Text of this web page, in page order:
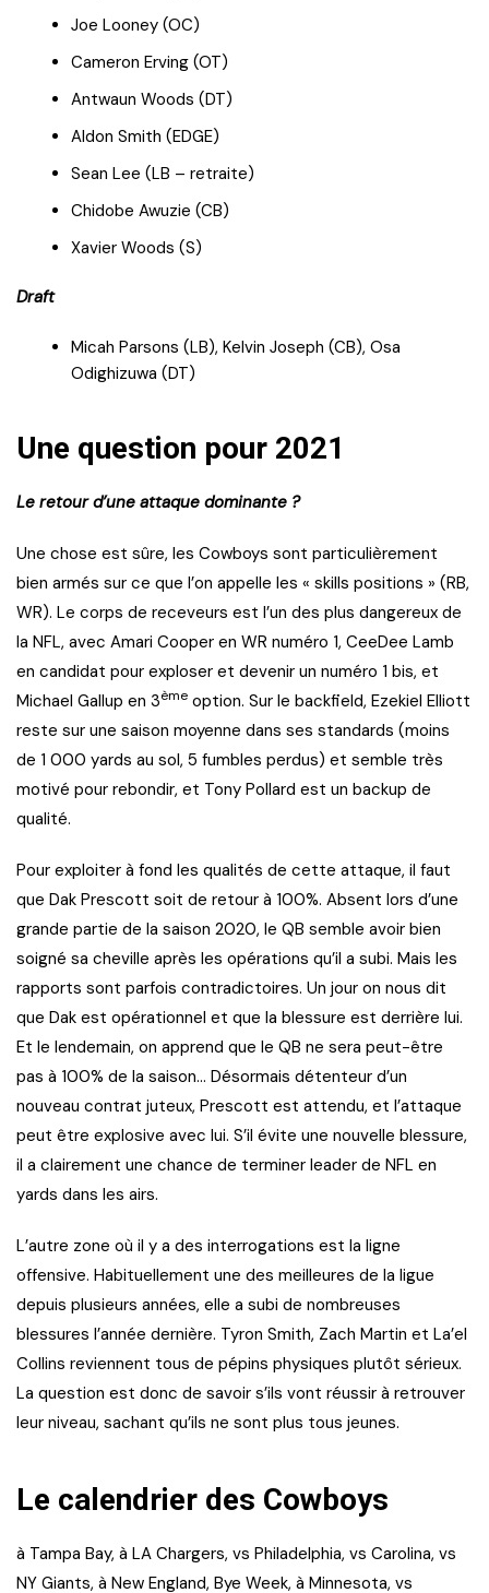
Joe Looney (OC)
Cameron Erving (OT)
Antwaun Woods (DT)
Aldon Smith (EDGE)
Sean Lee (LB – retraite)
Chidobe Awuzie (CB)
Xavier Woods (S)
Draft
Micah Parsons (LB), Kelvin Joseph (CB), Osa
Odighizuwa (DT)
Une question pour 2021
Le retour d’une attaque dominante ?
Une chose est sûre, les Cowboys sont particulièrement
bien armés sur ce que l’on appelle les « skills positions » (RB,
WR). Le corps de receveurs est l’un des plus dangereux de
la NFL, avec Amari Cooper en WR numéro 1, CeeDee Lamb
en candidat pour exploser et devenir un numéro 1 bis, et
Michael Gallup en 3ème option. Sur le backfield, Ezekiel Elliott
reste sur une saison moyenne dans ses standards (moins
de 1 000 yards au sol, 5 fumbles perdus) et semble très
motivé pour rebondir, et Tony Pollard est un backup de
qualité.
Pour exploiter à fond les qualités de cette attaque, il faut
que Dak Prescott soit de retour à 100%. Absent lors d’une
grande partie de la saison 2020, le QB semble avoir bien
soigné sa cheville après les opérations qu’il a subi. Mais les
rapports sont parfois contradictoires. Un jour on nous dit
que Dak est opérationnel et que la blessure est derrière lui.
Et le lendemain, on apprend que le QB ne sera peut-être
pas à 100% de la saison… Désormais détenteur d’un
nouveau contrat juteux, Prescott est attendu, et l’attaque
peut être explosive avec lui. S’il évite une nouvelle blessure,
il a clairement une chance de terminer leader de NFL en
yards dans les airs.
L’autre zone où il y a des interrogations est la ligne
offensive. Habituellement une des meilleures de la ligue
depuis plusieurs années, elle a subi de nombreuses
blessures l’année dernière. Tyron Smith, Zach Martin et La’el
Collins reviennent tous de pépins physiques plutôt sérieux.
La question est donc de savoir s’ils vont réussir à retrouver
leur niveau, sachant qu’ils ne sont plus tous jeunes.
Le calendrier des Cowboys
à Tampa Bay, à LA Chargers, vs Philadelphia, vs Carolina, vs
NY Giants, à New England, Bye Week, à Minnesota, vs